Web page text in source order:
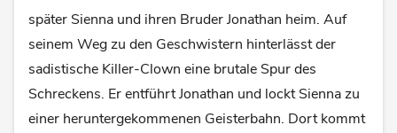
später Sienna und ihren Bruder Jonathan heim. Auf
seinem Weg zu den Geschwistern hinterlässt der
sadistische Killer-Clown eine brutale Spur des
Schreckens. Er entführt Jonathan und lockt Sienna zu
einer heruntergekommenen Geisterbahn. Dort kommt